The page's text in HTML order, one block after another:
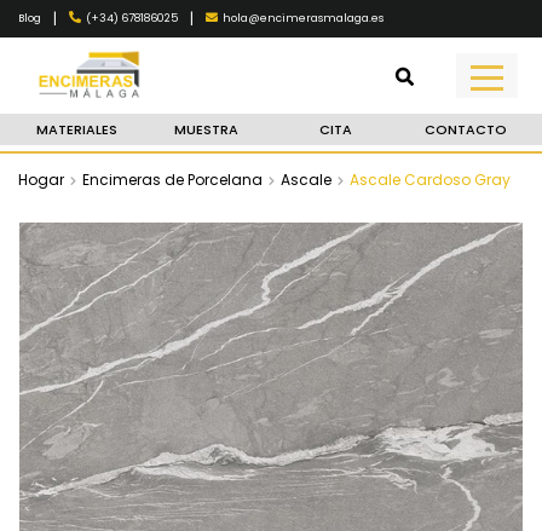
Blog | (+34) 678186025 | hola@encimerasmalaga.es
MATERIALES MUESTRA CITA CONTACTO
Hogar Encimeras de Porcelana Ascale Ascale Cardoso Gray